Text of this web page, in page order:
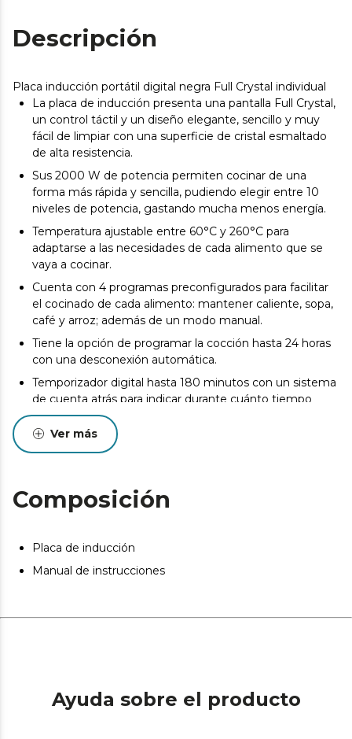
Descripción
Placa inducción portátil digital negra Full Crystal individual
La placa de inducción presenta una pantalla Full Crystal,
un control táctil y un diseño elegante, sencillo y muy
fácil de limpiar con una superficie de cristal esmaltado
de alta resistencia.
Sus 2000 W de potencia permiten cocinar de una
forma más rápida y sencilla, pudiendo elegir entre 10
niveles de potencia, gastando mucha menos energía.
Temperatura ajustable entre 60°C y 260°C para
adaptarse a las necesidades de cada alimento que se
vaya a cocinar.
Cuenta con 4 programas preconfigurados para facilitar
el cocinado de cada alimento: mantener caliente, sopa,
café y arroz; además de un modo manual.
Tiene la opción de programar la cocción hasta 24 horas
con una desconexión automática.
Temporizador digital hasta 180 minutos con un sistema
de cuenta atrás para indicar durante cuánto tiempo
tiene que estar cocinando.
Termostato con protección contra el
sobrecalentamiento que apaga la placa en caso de
Función “reservar” que mantiene caliente la comida
durante el tiempo deseado para tener la comida
Apta para sartenes de hasta 28 cm.
Ver más
Composición
Placa de inducción
Manual de instrucciones
Ayuda sobre el producto